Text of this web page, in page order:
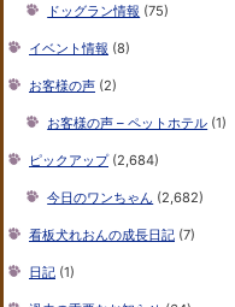
ドッグラン情報 (75)
イベント情報 (8)
お客様の声 (2)
お客様の声 – ペットホテル (1)
ピックアップ(2,684)
今日のワンちゃん (2,682)
看板犬れおんの成長日記 (7)
日記 (1)